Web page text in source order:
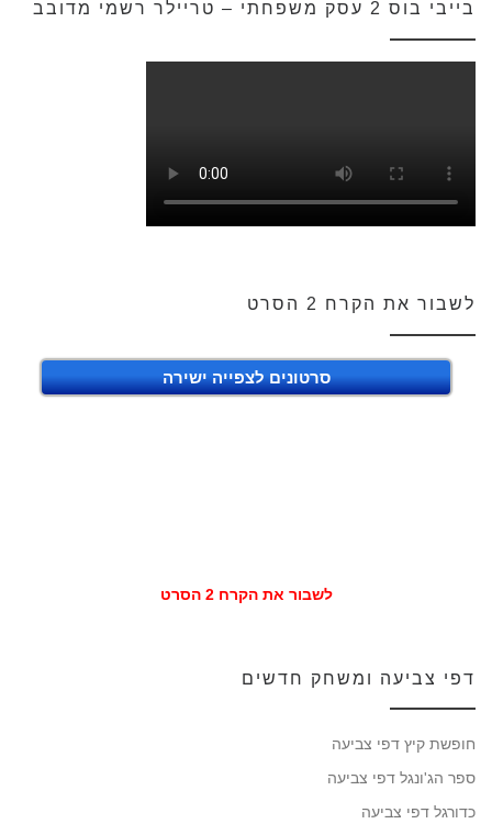
בייבי בוס 2 עסק משפחתי – טריילר רשמי מדובב
לשבור את הקרח 2 הסרט
סרטונים לצפייה ישירה
לשבור את הקרח 2 הסרט
דפי צביעה ומשחק חדשים
חופשת קיץ דפי צביעה
ספר הג'ונגל דפי צביעה
כדורגל דפי צביעה